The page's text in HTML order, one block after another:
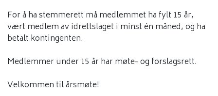
For å ha stemmerett må medlemmet ha fylt 15 år,
vært medlem av idrettslaget i minst én måned, og ha
betalt kontingenten.
Medlemmer under 15 år har møte- og forslagsrett.
Velkommen til årsmøte!